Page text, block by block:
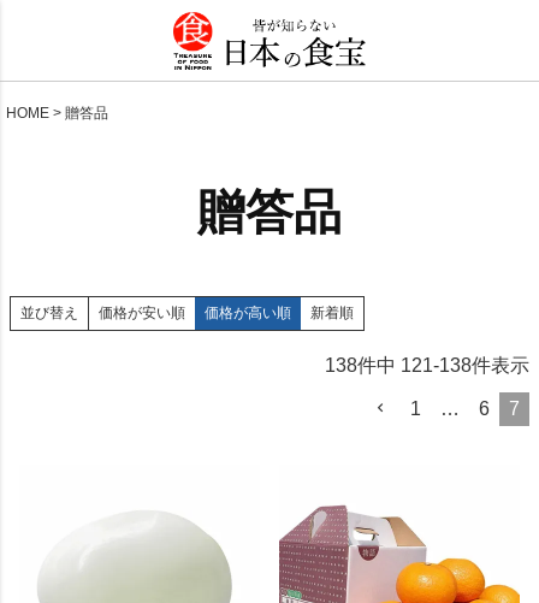
HOME 贈答品
贈答品
並び替え 価格が安い順 価格が高い順 新着順
138件中 121-138件表示
1 … 6 7